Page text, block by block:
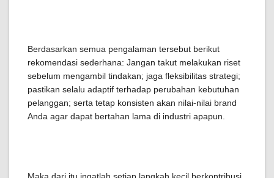
Berdasarkan semua pengalaman tersebut berikut
rekomendasi sederhana: Jangan takut melakukan riset
sebelum mengambil tindakan; jaga fleksibilitas strategi;
pastikan selalu adaptif terhadap perubahan kebutuhan
pelanggan; serta tetap konsisten akan nilai-nilai brand
Anda agar dapat bertahan lama di industri apapun.